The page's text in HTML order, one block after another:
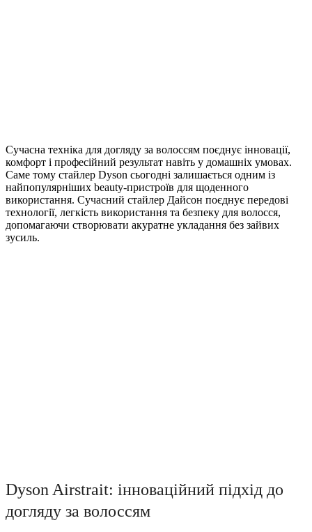
Сучасна техніка для догляду за волоссям поєднує інновації,
комфорт і професійний результат навіть у домашніх умовах.
Саме тому стайлер Dyson сьогодні залишається одним із
найпопулярніших beauty-пристроїв для щоденного
використання. Сучасний стайлер Дайсон поєднує передові
технології, легкість використання та безпеку для волосся,
допомагаючи створювати акуратне укладання без зайвих
зусиль.
Dyson Airstrait: інноваційний підхід до
догляду за волоссям